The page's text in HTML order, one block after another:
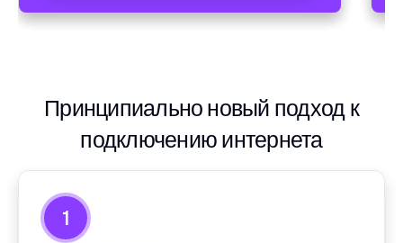
Принципиально новый подход к
подключению интернета
1